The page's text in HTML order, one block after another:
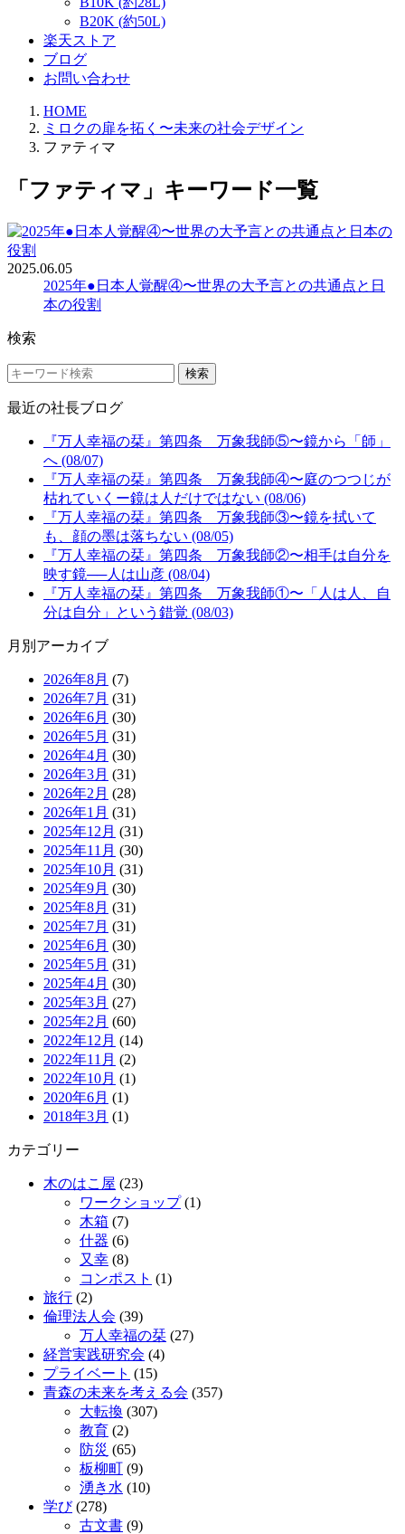
B20K (約50L)
楽天ストア
ブログ
お問い合わせ
HOME
ミロクの扉を拓く〜未来の社会デザイン
ファティマ
「ファティマ」キーワード一覧
2025.06.05
2025年●日本人覚醒④〜世界の大予言との共通点と日
本の役割
検索
検索
最近の社長ブログ
『万人幸福の栞』第四条 万象我師⑤〜鏡から「師」
へ (08/07)
『万人幸福の栞』第四条 万象我師④〜庭のつつじが
枯れていくー鏡は人だけではない (08/06)
『万人幸福の栞』第四条 万象我師③〜鏡を拭いて
も、顔の墨は落ちない (08/05)
『万人幸福の栞』第四条 万象我師②〜相手は自分を
映す鏡──人は山彦 (08/04)
『万人幸福の栞』第四条 万象我師①〜「人は人、自
分は自分」という錯覚 (08/03)
月別アーカイブ
2026年8月 (7)
2026年7月 (31)
2026年6月 (30)
2026年5月 (31)
2026年4月 (30)
2026年3月 (31)
2026年2月 (28)
2026年1月 (31)
2025年12月 (31)
2025年11月 (30)
2025年10月 (31)
2025年9月 (30)
2025年8月 (31)
2025年7月 (31)
2025年6月 (30)
2025年5月 (31)
2025年4月 (30)
2025年3月 (27)
2025年2月 (60)
2022年12月 (14)
2022年11月 (2)
2022年10月 (1)
2020年6月 (1)
2018年3月 (1)
カテゴリー
木のはこ屋 (23)
ワークショップ(1)
木箱 (7)
什器 (6)
又幸 (8)
コンポスト (1)
旅行 (2)
倫理法人会 (39)
万人幸福の栞 (27)
経営実践研究会 (4)
プライベート (15)
青森の未来を考える会 (357)
大転換 (307)
教育 (2)
防災 (65)
板柳町 (9)
湧き水 (10)
学び(278)
古文書 (9)